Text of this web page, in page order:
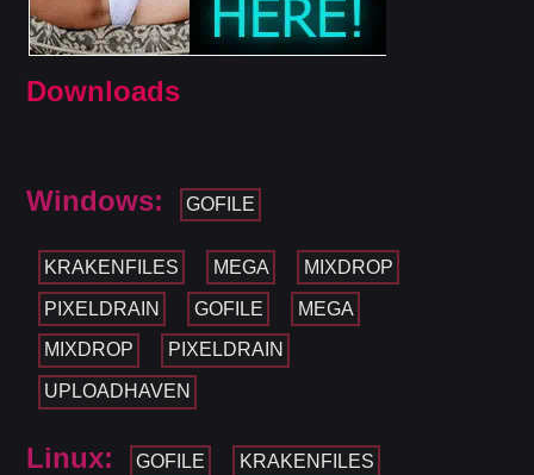
Downloads
Windows: GOFILE
KRAKENFILES MEGA MIXDROP
PIXELDRAIN GOFILE MEGA
MIXDROP PIXELDRAIN
UPLOADHAVEN
Linux: GOFILE KRAKENFILES